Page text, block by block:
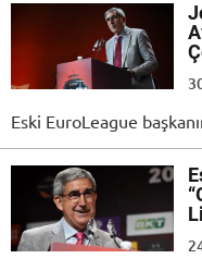
Eski EuroLeague